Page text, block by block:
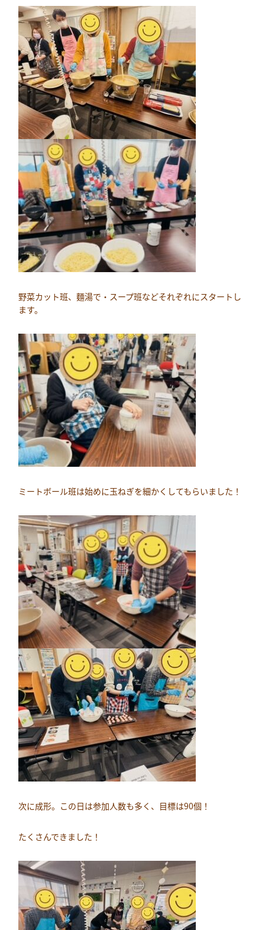
野菜カット班、麵湯で・スープ班などそれぞれにスタートし
ます。
ミートボール班は始めに玉ねぎを細かくしてもらいました！
次に成形。この日は参加人数も多く、目標は90個！
たくさんできました！